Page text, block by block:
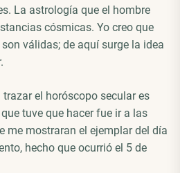
La astrología que el hombre
cósmicas. Yo creo que
válidas; de aquí surge la idea
el horóscopo secular es
tuve que hacer fue ir a las
me mostraran el ejemplar del día
hecho que ocurrió el 5 de